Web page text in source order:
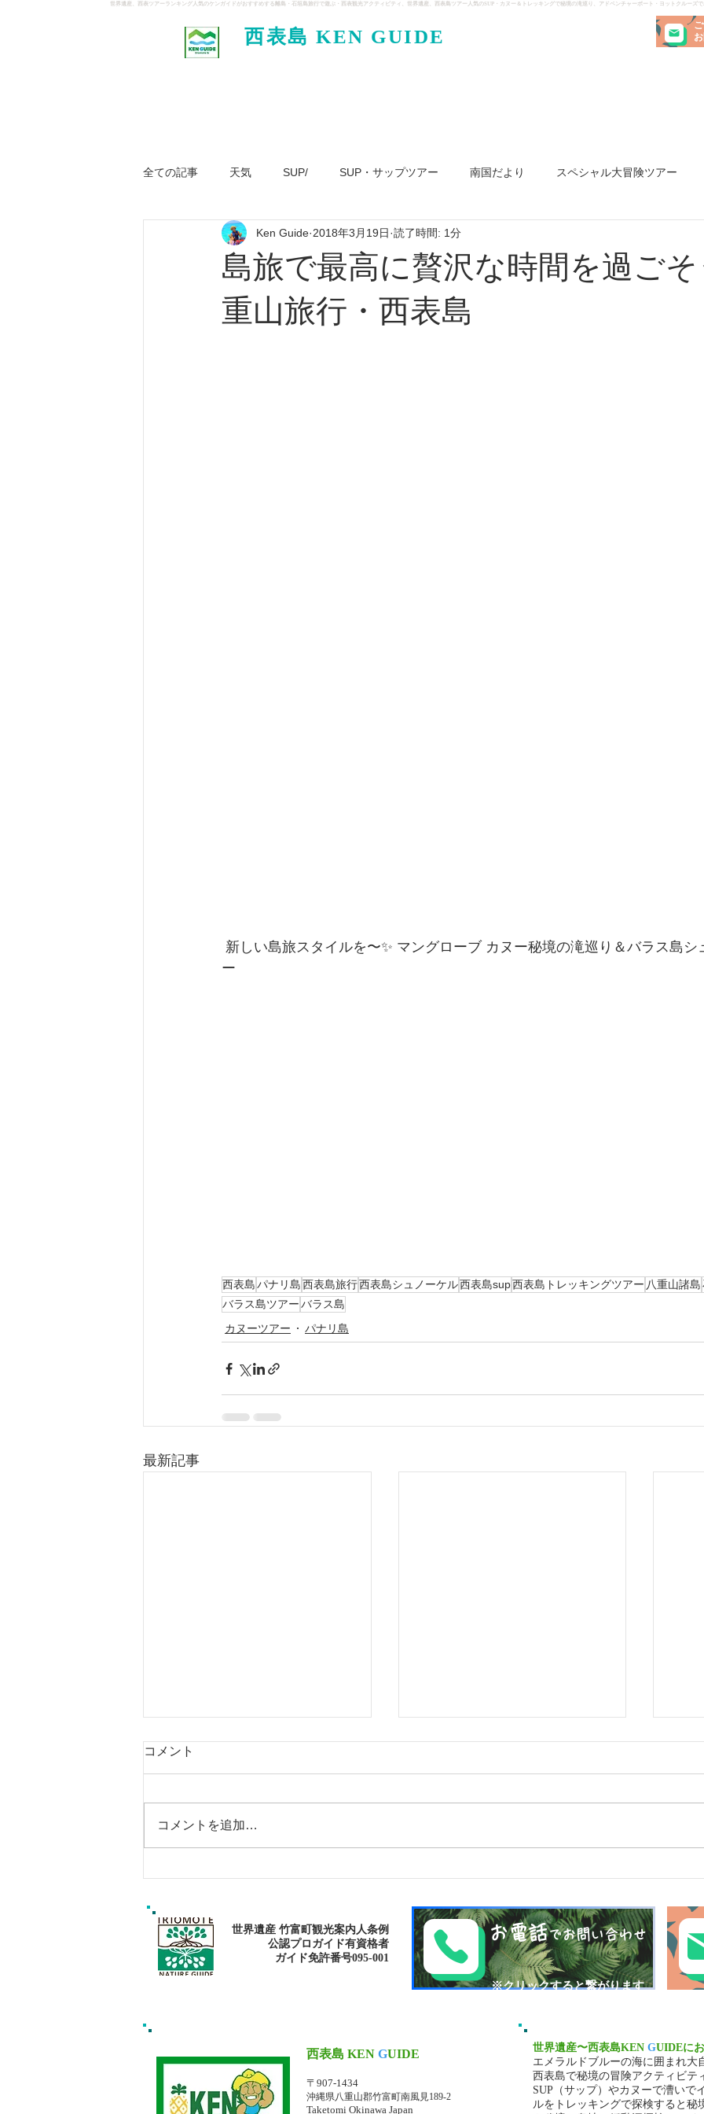
世界遺産、西表ツアーランキング人気のケンガイドがおすすめする離島・石垣島旅行で遊ぶ・西表観光アクティビティ、世界遺産、西表島ツアー人気のSUP・カヌー＆トレッキングで秘境の滝巡り、アドベンチャーボート・ヨットクルーズ
西表島 KEN GUIDE
全ての記事 天気 SUP/ SUP・サップツアー 南国だより スペシャル大冒険ツアー
ジャングル大冒険ツアー パナリ島 ヨット
島旅で最高に贅沢な時間を過ごそ
重山旅行・西表島
Ken Guide 2018年3月19日 読了時間: 1分
ー
西表島パナリ島西表島旅行西表島シュノーケル西表島sup西表島トレッキングツアー 八重山諸島
バラス島ツアーバラス島
カヌーツアー
パナリ島
最新記事
コメント
コメントを追加…
世界遺産 竹富町観光案内人条例
公認プロガイド有資格者
​ガイド免許番号095-001​​
お電話でお問い合わせ
​※クリックすると繋がります
西表島 KEN GUIDE
〒907-1434
沖縄県八重山郡竹富町南風見189-2
Taketomi Okinawa Japan
世界遺産〜西表島KEN GUIDEに
エメラルドブルーの海に囲まれ大
西表島で秘境の冒険アクティビテ
SUP（サップ）やカヌーで漕いで
ルをトレッキングで探検すると秘